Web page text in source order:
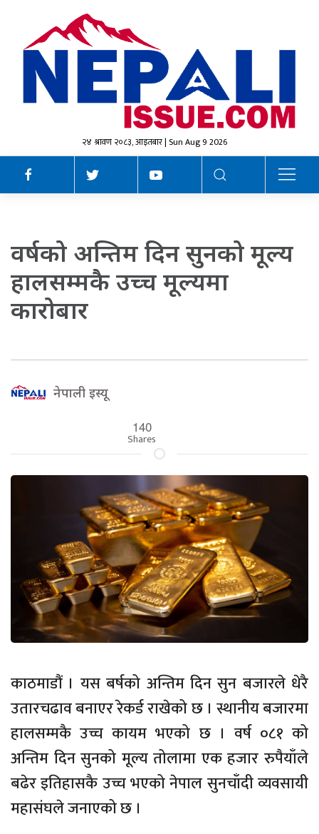
२४ श्रावण २०८३, आइतबार | Sun Aug 9 2026
वर्षको अन्तिम दिन सुनको मूल्य
हालसम्मकै उच्च मूल्यमा
कारोबार
नेपाली इस्यू
140
Shares
काठमाडौं । यस बर्षको अन्तिम दिन सुन बजारले धेरै
उतारचढाव बनाएर रेकर्ड राखेको छ । स्थानीय बजारमा
हालसम्मकै उच्च कायम भएको छ । वर्ष ०८१ को
अन्तिम दिन सुनको मूल्य तोलामा एक हजार रुपैयाँले
बढेर इतिहासकै उच्च भएको नेपाल सुनचाँदी व्यवसायी
महासंघले जनाएको छ ।